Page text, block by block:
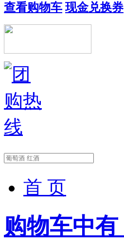
查看购物车 现金兑换券
首 页
购物车中有